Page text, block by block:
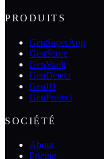
PRODUITS
GenSuperApp
GenScore
GenVault
GenDetect
GenID
GenProtect
SOCIÉTÉ
About
Pricing